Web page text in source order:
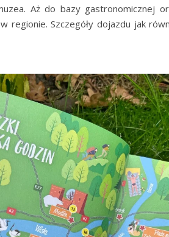
Aż do bazy gastronomicznej
regionie. Szczegóły dojazdu jak